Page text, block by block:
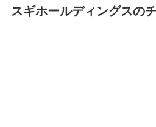
スギホールディングスの